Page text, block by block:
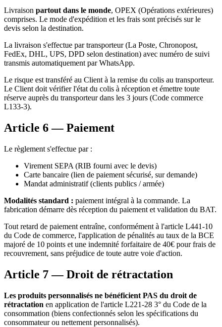
Livraison partout dans le monde, OPEX (Opérations extérieures)
comprises. Le mode d'expédition et les frais sont précisés sur le
devis selon la destination.
La livraison s'effectue par transporteur (La Poste, Chronopost,
FedEx, DHL, UPS, DPD selon destination) avec numéro de suivi
transmis automatiquement par WhatsApp.
Le risque est transféré au Client à la remise du colis au transporteur.
Le Client doit vérifier l'état du colis à réception et émettre toute
réserve auprès du transporteur dans les 3 jours (Code commerce
L133-3).
Article 6 — Paiement
Le règlement s'effectue par :
Virement SEPA (RIB fourni avec le devis)
Carte bancaire (lien de paiement sécurisé, sur demande)
Mandat administratif (clients publics / armée)
Modalités standard : paiement intégral à la commande. La
fabrication démarre dès réception du paiement et validation du BAT.
Tout retard de paiement entraîne, conformément à l'article L441-10
du Code de commerce, l'application de pénalités au taux de la BCE
majoré de 10 points et une indemnité forfaitaire de 40€ pour frais de
recouvrement, sans préjudice de toute autre voie d'action.
Article 7 — Droit de rétractation
Les produits personnalisés ne bénéficient PAS du droit de
rétractation en application de l'article L221-28 3° du Code de la
consommation (biens confectionnés selon les spécifications du
consommateur ou nettement personnalisés).